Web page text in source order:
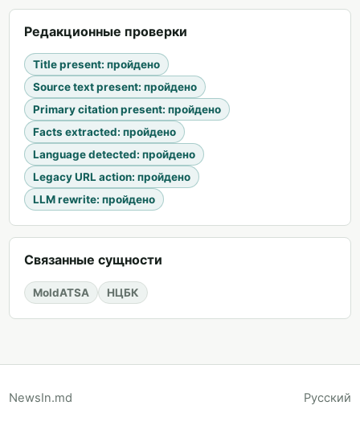
Редакционные проверки
Title present: пройдено
Source text present: пройдено
Primary citation present: пройдено
Facts extracted: пройдено
Language detected: пройдено
Legacy URL action: пройдено
LLM rewrite: пройдено
Связанные сущности
MoldATSA НЦБК
NewsIn.md Русский